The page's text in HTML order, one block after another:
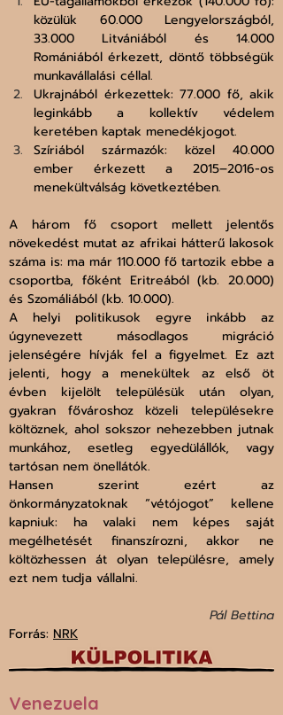
közülük 60.000 Lengyelországból,
33.000 Litvániából és 14.000
Romániából érkezett, döntő többségük
munkavállalási céllal.
Ukrajnából érkezettek: 77.000 fő, akik
leginkább a kollektív védelem
keretében kaptak menedékjogot.
Szíriából származók: közel 40.000
ember érkezett a 2015–2016-os
menekültválság következtében.
A három fő csoport mellett jelentős
növekedést mutat az afrikai hátterű lakosok
száma is: ma már 110.000 fő tartozik ebbe a
csoportba, főként Eritreából (kb. 20.000)
és Szomáliából (kb. 10.000).
A helyi politikusok egyre inkább az
úgynevezett másodlagos migráció
jelenségére hívják fel a figyelmet. Ez azt
jelenti, hogy a menekültek az első öt
évben kijelölt településük után olyan,
gyakran fővároshoz közeli településekre
költöznek, ahol sokszor nehezebben jutnak
munkához, esetleg egyedülállók, vagy
tartósan nem önellátók.
Hansen szerint ezért az
önkormányzatoknak “vétójogot” kellene
kapniuk: ha valaki nem képes saját
megélhetését finanszírozni, akkor ne
költözhessen át olyan településre, amely
ezt nem tudja vállalni.
Pál Bettina
Forrás: NRK
Venezuela